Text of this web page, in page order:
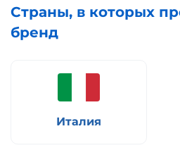
Страны, в которых
бренд
Италия